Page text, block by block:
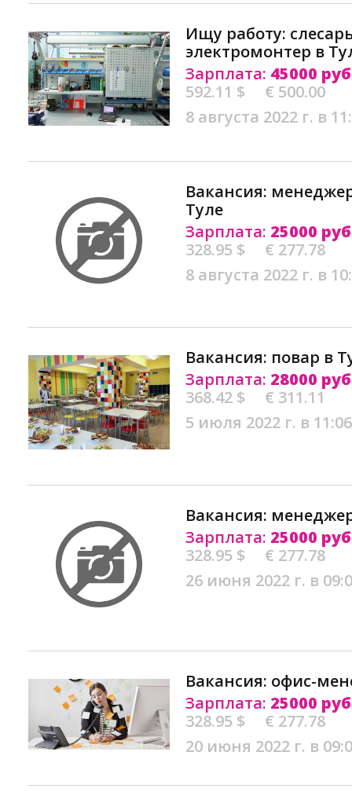
Ищу работу:
электромонтер в
Зарплата: 45000
592.11 $
€ 500.00
8 августа 2022 г. в
Вакансия:
Туле
Зарплата: 25000
328.95 $
€ 277.78
8 августа 2022 г. в
Вакансия: повар в
Зарплата: 28000
368.42 $
€ 311.11
5 июля 2022 г. в 11:06
Вакансия:
Зарплата: 25000
328.95 $
€ 277.78
26 июня 2022 г. в
Вакансия: офис-
Зарплата: 25000
328.95 $
€ 277.78
20 июня 2022 г. в